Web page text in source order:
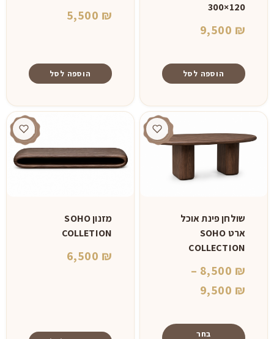
300×120
9,500 ₪
הוספה לסל
5,500 ₪
הוספה לסל
שולחן פינת אוכל
ארט SOHO
COLLECTION
8,500 ₪
–
9,500 ₪
בחר
מזנון SOHO
COLLETION
6,500 ₪